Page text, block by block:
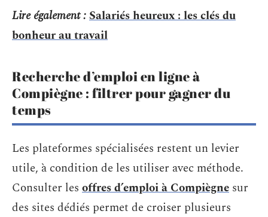
Lire également :Salariés heureux : les clés du
bonheur au travail
Recherche d’emploi en ligne à
Compiègne : filtrer pour gagner du
temps
Les plateformes spécialisées restent un levier
utile, à condition de les utiliser avec méthode.
Consulter les offres d’emploi à Compiègne sur
des sites dédiés permet de croiser plusieurs